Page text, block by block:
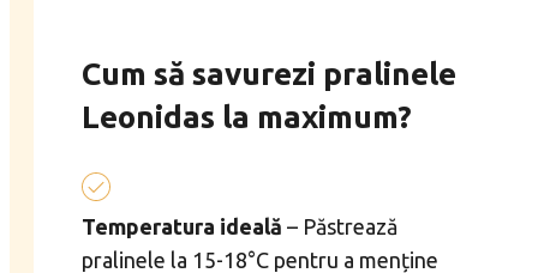
Cum să savurezi pralinele
Leonidas la maximum?
Temperatura ideală – Păstrează
pralinele la 15-18°C pentru a menține